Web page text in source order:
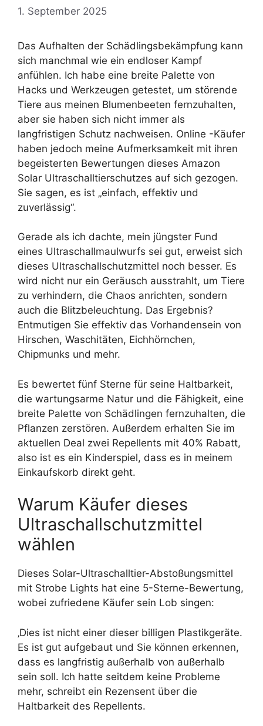
1. September 2025
Das Aufhalten der Schädlingsbekämpfung kann
sich manchmal wie ein endloser Kampf
anfühlen. Ich habe eine breite Palette von
Hacks und Werkzeugen getestet, um störende
Tiere aus meinen Blumenbeeten fernzuhalten,
aber sie haben sich nicht immer als
langfristigen Schutz nachweisen. Online -Käufer
haben jedoch meine Aufmerksamkeit mit ihren
begeisterten Bewertungen dieses Amazon
Solar Ultraschalltierschutzes auf sich gezogen.
Sie sagen, es ist „einfach, effektiv und
zuverlässig“.
Gerade als ich dachte, mein jüngster Fund
eines Ultraschallmaulwurfs sei gut, erweist sich
dieses Ultraschallschutzmittel noch besser. Es
wird nicht nur ein Geräusch ausstrahlt, um Tiere
zu verhindern, die Chaos anrichten, sondern
auch die Blitzbeleuchtung. Das Ergebnis?
Entmutigen Sie effektiv das Vorhandensein von
Hirschen, Waschitäten, Eichhörnchen,
Chipmunks und mehr.
Es bewertet fünf Sterne für seine Haltbarkeit,
die wartungsarme Natur und die Fähigkeit, eine
breite Palette von Schädlingen fernzuhalten, die
Pflanzen zerstören. Außerdem erhalten Sie im
aktuellen Deal zwei Repellents mit 40% Rabatt,
also ist es ein Kinderspiel, dass es in meinem
Einkaufskorb direkt geht.
Warum Käufer dieses
Ultraschallschutzmittel
wählen
Dieses Solar-Ultraschalltier-Abstoßungsmittel
mit Strobe Lights hat eine 5-Sterne-Bewertung,
wobei zufriedene Käufer sein Lob singen:
‚Dies ist nicht einer dieser billigen Plastikgeräte.
Es ist gut aufgebaut und Sie können erkennen,
dass es langfristig außerhalb von außerhalb
sein soll. Ich hatte seitdem keine Probleme
mehr, schreibt ein Rezensent über die
Haltbarkeit des Repellents.